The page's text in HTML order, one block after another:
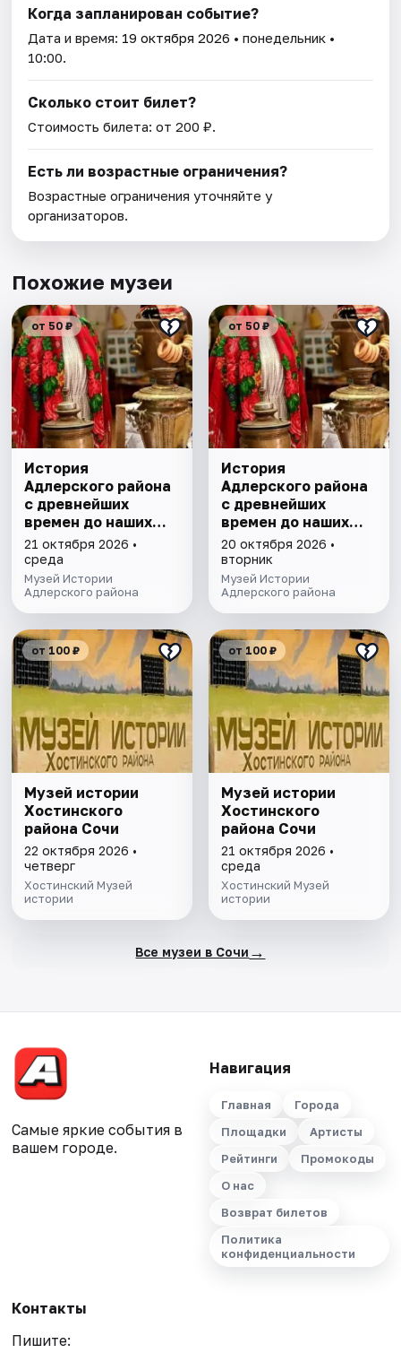
Когда запланирован событие?
Дата и время: 19 октября 2026 • понедельник •
10:00.
Сколько стоит билет?
Стоимость билета: от 200 ₽.
Есть ли возрастные ограничения?
Возрастные ограничения уточняйте у
организаторов.
Похожие музеи
от 50 ₽
История
Адлерского района
с древнейших
времен до наших
дней
21 октября 2026 •
среда
Музей Истории
Адлерского района
от 50 ₽
История
Адлерского района
с древнейших
времен до наших
дней
20 октября 2026 •
вторник
Музей Истории
Адлерского района
от 100 ₽
Музей истории
Хостинского
района Сочи
22 октября 2026 •
четверг
Хостинский Музей
истории
от 100 ₽
Музей истории
Хостинского
района Сочи
21 октября 2026 •
среда
Хостинский Музей
истории
Все музеи в Сочи →
Самые яркие события в
вашем городе.
Навигация
Главная
Города
Площадки
Артисты
Рейтинги
Промокоды
О нас
Возврат билетов
Политика
конфиденциальности
Контакты
Пишите: